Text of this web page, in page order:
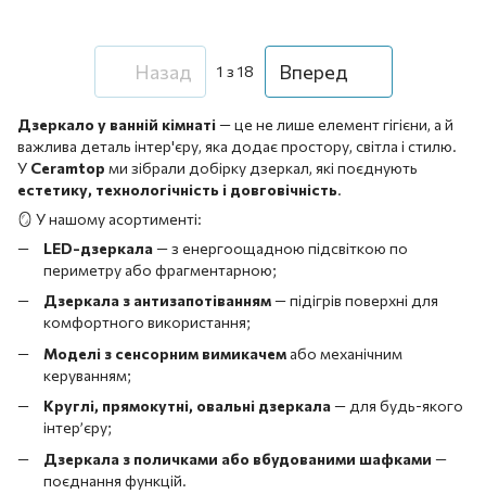
Назад 1 з 18 Вперед
Дзеркало у ванній кімнаті— це не лише елемент гігієни, а й
важлива деталь інтер'єру, яка додає простору, світла і стилю.
У Ceramtop ми зібрали добірку дзеркал, які поєднують
естетику, технологічність і довговічність.
🪞 У нашому асортименті:
LED-дзеркала— з енергоощадною підсвіткою по
периметру або фрагментарною;
Дзеркала з антизапотіванням— підігрів поверхні для
комфортного використання;
Моделі з сенсорним вимикачем або механічним
керуванням;
Круглі, прямокутні, овальні дзеркала— для будь-якого
інтер’єру;
Дзеркала з поличками або вбудованими шафками —
поєднання функцій.